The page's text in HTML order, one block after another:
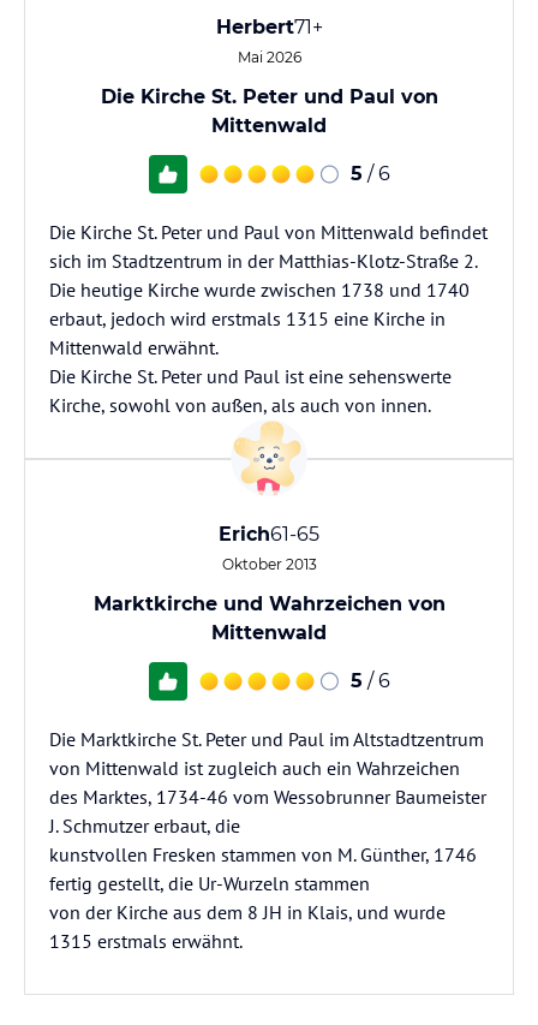
Herbert71+
Mai 2026
Die Kirche St. Peter und Paul von
Mittenwald
5 / 6
Die Kirche St. Peter und Paul von Mittenwald befindet
sich im Stadtzentrum in der Matthias-Klotz-Straße 2.
Die heutige Kirche wurde zwischen 1738 und 1740
erbaut, jedoch wird erstmals 1315 eine Kirche in
Mittenwald erwähnt.
Die Kirche St. Peter und Paul ist eine sehenswerte
Kirche, sowohl von außen, als auch von innen.
Erich61-65
Oktober 2013
Marktkirche und Wahrzeichen von
Mittenwald
5 / 6
Die Marktkirche St. Peter und Paul im Altstadtzentrum
von Mittenwald ist zugleich auch ein Wahrzeichen
des Marktes, 1734-46 vom Wessobrunner Baumeister
J. Schmutzer erbaut, die
kunstvollen Fresken stammen von M. Günther, 1746
fertig gestellt, die Ur-Wurzeln stammen
von der Kirche aus dem 8 JH in Klais, und wurde
1315 erstmals erwähnt.